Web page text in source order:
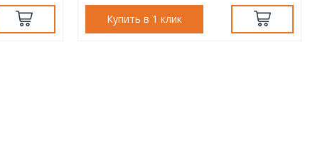
Купить в 1 клик